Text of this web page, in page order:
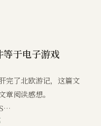
于电子游戏
完了北欧游记，这篇文
阅读感想。